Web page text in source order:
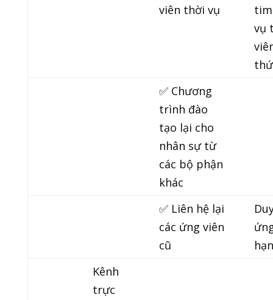
viên thời vụ
vụ
✅ Chương
trình đào
tạo lại cho
nhân sự từ
các bộ phận
khác
✅ Liên hệ lại
các ứng viên
cũ
hạn
Kênh
trực